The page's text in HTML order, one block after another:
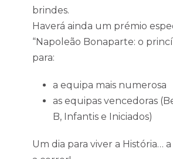
brindes.
Haverá ainda um prémio
“Napoleão Bonaparte: o
para:
a equipa mais numerosa
as equipas vencedoras
B, Infantis e Iniciados)
Um dia para viver a História…